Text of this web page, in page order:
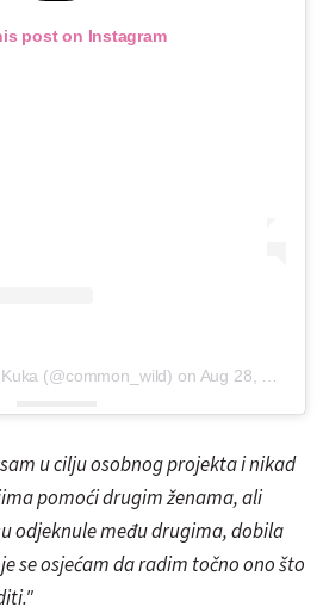
post on Instagram
(@common_wild) on Aug 28, 2018 at 4:10am PDT
u cilju osobnog projekta i nikad
pomoći drugim ženama, ali
odjeknule među drugima, dobila
se osjećam da radim točno ono što